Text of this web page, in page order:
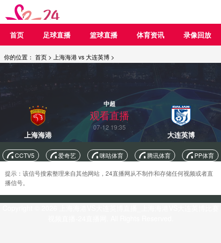
首页 足球直播 篮球直播 体育资讯 录像回放
你的位置： 首页 > 上海海港 vs 大连英博 >
上海海港
中超
观看直播
07-12 19:35
大连英博
CCTV5 爱奇艺 咪咕体育 腾讯体育 PP体育
提示：该信号搜索整理来自其他网站，24直播网从不制作和存储任何视频或者直
播信号。